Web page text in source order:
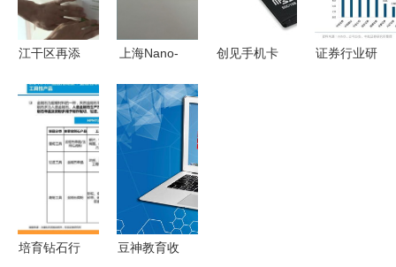
江干区再添
工厂”，安
心制造新成
果惠及千家
上海Nano-
工厂 卡集
信息打造智
杆
创见手机卡
证券行业研
培育钻石行 豆神教育收